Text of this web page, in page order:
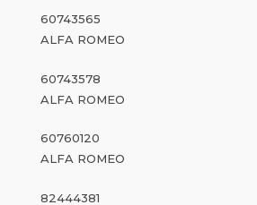
60743565
ALFA ROMEO
60743578
ALFA ROMEO
60760120
ALFA ROMEO
82444381